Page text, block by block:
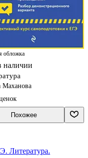
обложка
наличии
Маханова
Похожее